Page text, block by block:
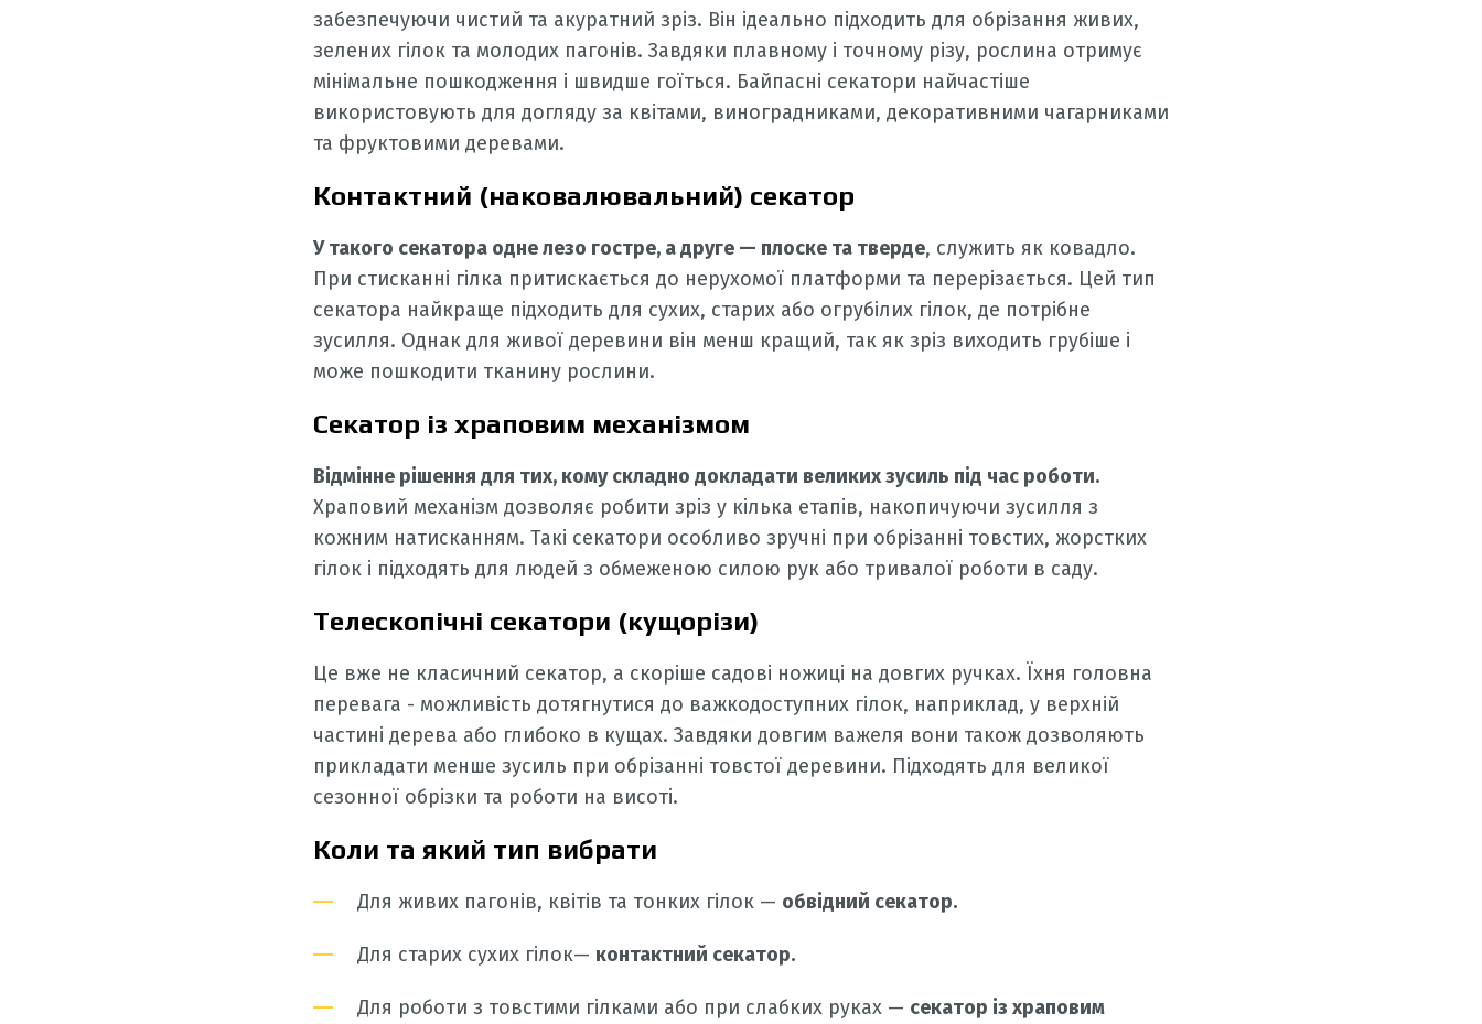
забезпечуючи чистий та акуратний зріз. Він ідеально підходить для обрізання живих,
зелених гілок та молодих пагонів. Завдяки плавному і точному різу, рослина отримує
мінімальне пошкодження і швидше гоїться. Байпасні секатори найчастіше
використовують для догляду за квітами, виноградниками, декоративними чагарниками
та фруктовими деревами.
Контактний (наковалювальний) секатор
У такого секатора одне лезо гостре, а друге — плоске та тверде, служить як ковадло.
При стисканні гілка притискається до нерухомої платформи та перерізається. Цей тип
секатора найкраще підходить для сухих, старих або огрубілих гілок, де потрібне
зусилля. Однак для живої деревини він менш кращий, так як зріз виходить грубіше і
може пошкодити тканину рослини.
Секатор із храповим механізмом
Відмінне рішення для тих, кому складно докладати великих зусиль під час роботи.
Храповий механізм дозволяє робити зріз у кілька етапів, накопичуючи зусилля з
кожним натисканням. Такі секатори особливо зручні при обрізанні товстих, жорстких
гілок і підходять для людей з обмеженою силою рук або тривалої роботи в саду.
Телескопічні секатори (кущорізи)
Це вже не класичний секатор, а скоріше садові ножиці на довгих ручках. Їхня головна
перевага - можливість дотягнутися до важкодоступних гілок, наприклад, у верхній
частині дерева або глибоко в кущах. Завдяки довгим важеля вони також дозволяють
прикладати менше зусиль при обрізанні товстої деревини. Підходять для великої
сезонної обрізки та роботи на висоті.
Коли та який тип вибрати
Для живих пагонів, квітів та тонких гілок — обвідний секатор.
Для старих сухих гілок— контактний секатор.
Для роботи з товстими гілками або при слабких руках — секатор із храповим